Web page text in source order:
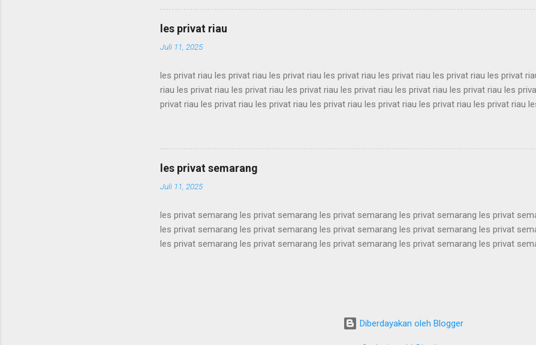
privat sukabumi les privat sukabumi les privat sukabumi les privat sukabumi les privat
privat sukabumi les privat sukabumi les privat sukabumi les privat sukabumi les privat sukabumi
privat sukabumi les privat sukabumi les privat sukabumi les privat sukabumi les privat sukabumi
les privat riau
Juli 11, 2025
les privat riau les privat riau les privat riau les privat riau les privat riau les privat riau les privat
riau les privat riau les privat riau les privat riau les privat riau les privat riau les privat riau les
privat riau les privat riau les privat riau les privat riau les privat riau les privat riau les privat riau
riau les privat riau les privat riau les privat riau les privat riau les privat riau les privat riau les
privat riau les privat riau les privat riau les privat riau les privat riau les privat riau les privat riau
les privat riau les privat riau les privat riau les privat riau les privat riau les privat riau les privat ria...
les privat semarang
Juli 11, 2025
les privat semarang les privat semarang les privat semarang les privat semarang les privat
les privat semarang les privat semarang les privat semarang les privat semarang les privat
les privat semarang les privat semarang les privat semarang les privat semarang les privat
les privat semarang les privat semarang les privat semarang les privat semarang les privat
les privat semarang les privat semarang les privat semarang les privat semarang les privat
Diberdayakan oleh Blogger